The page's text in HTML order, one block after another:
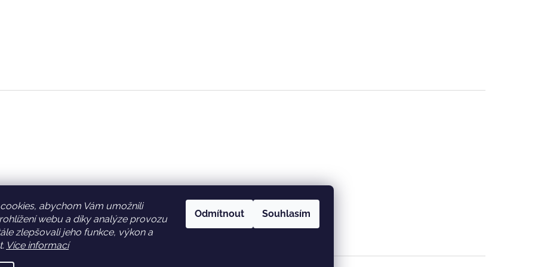
abychom Vám umožnili
webu a díky analýze provozu
zlepšovali jeho funkce, výkon a
Více informací
Odmítnout Souhlasím
Facebook Věrnostní slevy